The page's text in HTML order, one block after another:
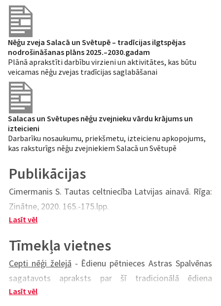
Nēģu zveja Salacā un Svētupē – tradīcijas ilgtspējas
nodrošināšanas plāns 2025.–2030.gadam
Plānā aprakstīti darbību virzieni un aktivitātes, kas būtu
veicamas nēģu zvejas tradīcijas saglabāšanai
Salacas un Svētupes nēģu zvejnieku vārdu krājums un
izteicieni
Darbarīku nosaukumu, priekšmetu, izteicienu apkopojums,
kas raksturīgs nēģu zvejniekiem Salacā un Svētupē
Publikācijas
Cimermanis S. Tautas celtniecība Latvijas ainavā. Rīga:
Zinātne, 2020. 165.-175.lpp.
Kursīte J., Noriņa R. Svētupe krustām šķērsām. Rīga:
Kolāts Dz., Šīmanis G. Nēģu bībele. Kuiviži: Limbažu
novada pašvaldība, 2022. 128 lpp.
Pirmais Salacas nēģu murdu tacis. Salacgrīvai 80.
(Rakstu krājums, sast. Šīmanis G.). Salacgrīvas pilsētas
Lasīt vēl
Tīmekļa vietnes
Cepti nēģi želejā - Ēdienu pētnieces Astras Spalvēnas
sagatavots apraksts par šī tradicionālā ēdiena
pagatavošanu, sociālajiem, kultūras, saimnieciskajiem
Lasīt vēl